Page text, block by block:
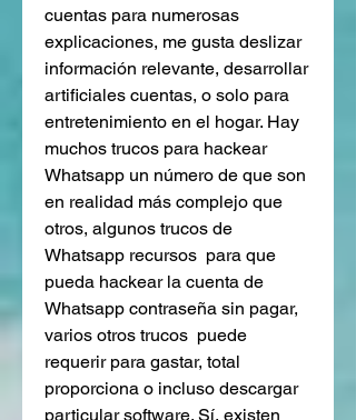
cuentas para numerosas
explicaciones, me gusta deslizar
información relevante, desarrollar
artificiales cuentas, o solo para
entretenimiento en el hogar. Hay
muchos trucos para hackear
Whatsapp un número de que son
en realidad más complejo que
otros, algunos trucos de
Whatsapp recursos  para que
pueda hackear la cuenta de
Whatsapp contraseña sin pagar,
varios otros trucos  puede
requerir para gastar, total
proporciona o incluso descargar
particular software. Sí, existen